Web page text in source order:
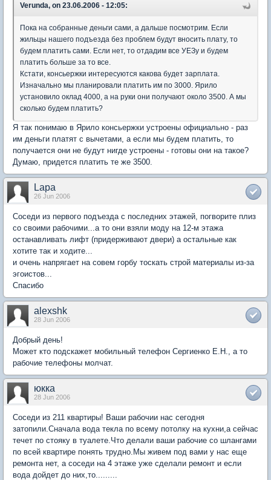
Verunda, on 23.06.2006 - 12:05:
Пока на собранные деньги сами, а дальше посмотрим. Если
жильцы нашего подъезда без проблем будут вносить плату, то
будем платить сами. Если нет, то отдадим все УЕЗу и будем
платить больше за то все.
Кстати, консьержки интересуются какова будет зарплата.
Изначально мы планировали платить им по 3000. Ярило
установило оклад 4000, а на руки они получают около 3500. А мы
сколько будем платить?
Я так понимаю в Ярило консьержки устроены официально - раз
им деньги платят с вычетами, а если мы будем платить, то
получается они не будут нигде устроены - готовы они на такое?
Думаю, придется платить те же 3500.
Lapa
26 Jun 2006
Соседи из первого подъезда с последних этажей, погворите плиз
со своими рабочими...а то они взяли моду на 12-м этажа
останавливать лифт (придерживают двери) а остальные как
хотите так и ходите...
и очень напрягает на совем горбу тоскать строй материалы из-за
эгоистов...
Спасибо
alexshk
28 Jun 2006
Добрый день!
Может кто подскажет мобильный телефон Сергиенко Е.Н., а то
рабочие телефоны молчат.
юкка
28 Jun 2006
Соседи из 211 квартиры! Ваши рабочии нас сегодня
затопили.Сначала вода текла по всему потолку на кухни,а сейчас
течет по стояку в туалете.Что делали ваши рабочие со шлангами
по всей квартире понять трудно.Мы живем под вами у нас еще
ремонта нет, а соседи на 4 этаже уже сделали ремонт и если
вода дойдет до них,то.........